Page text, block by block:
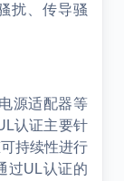
扰、传导骚
源适配器等
认证主要针
持续性进行
过UL认证的